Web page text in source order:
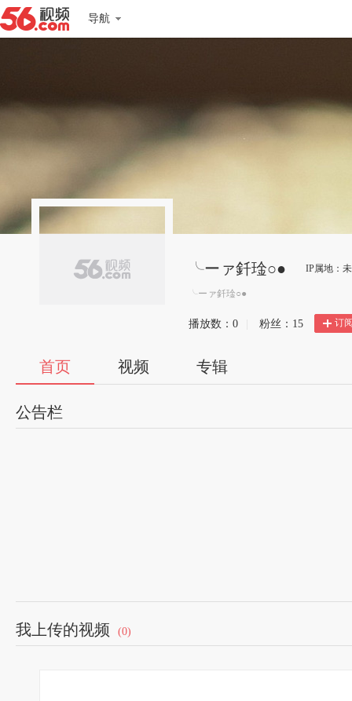
导航
╰ーァ釺琻○● IP属地：
╰ーァ釺琻○●
播放数： 0 粉丝： 15 订
首页 视频 专辑
公告栏
我上传的视频 (0)